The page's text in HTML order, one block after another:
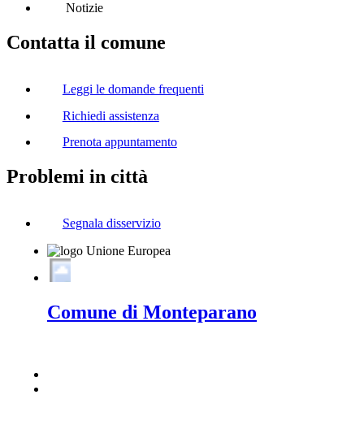
Notizie
Contatta il comune
Leggi le domande frequenti
Richiedi assistenza
Prenota appuntamento
Problemi in città
Segnala disservizio
Comune di Monteparano